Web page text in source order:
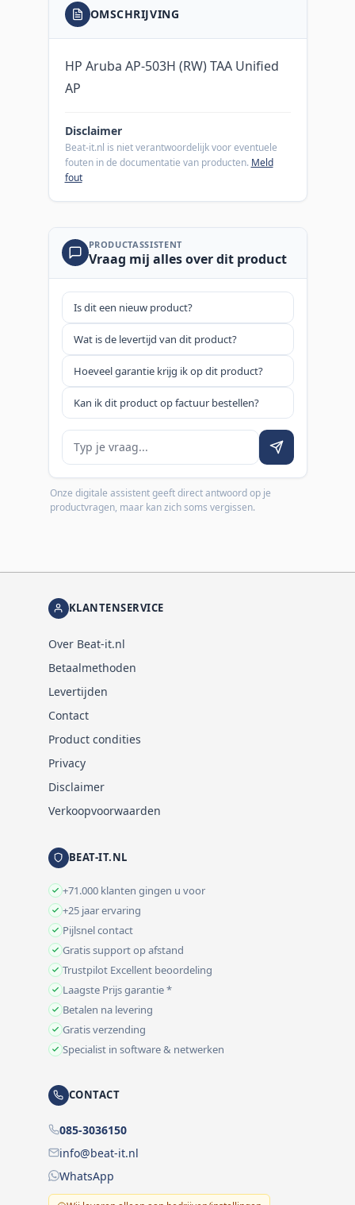
OMSCHRIJVING
HP Aruba AP-503H (RW) TAA Unified
AP
Disclaimer
Beat-it.nl is niet verantwoordelijk voor eventuele
fouten in de documentatie van producten. Meld
fout
PRODUCTASSISTENT
Vraag mij alles over dit product
Is dit een nieuw product?
Wat is de levertijd van dit product?
Hoeveel garantie krijg ik op dit product?
Kan ik dit product op factuur bestellen?
Je vraag
Onze digitale assistent geeft direct antwoord op je
productvragen, maar kan zich soms vergissen.
KLANTENSERVICE
Over Beat-it.nl
Betaalmethoden
Levertijden
Contact
Product condities
Privacy
Disclaimer
Verkoopvoorwaarden
BEAT-IT.NL
+71.000 klanten gingen u voor
+25 jaar ervaring
Pijlsnel contact
Gratis support op afstand
Trustpilot Excellent beoordeling
Laagste Prijs garantie *
Betalen na levering
Gratis verzending
Specialist in software & netwerken
CONTACT
085-3036150
info@beat-it.nl
WhatsApp